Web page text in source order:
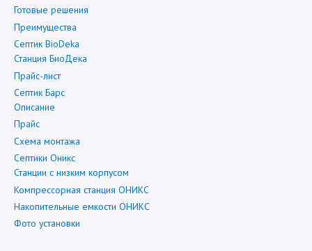
Готовые решения
Преимущества
Септик BioDeka
Станция БиоДека
Прайс-лист
Септик Барс
Описание
Прайс
Схема монтажа
Септики Оникс
Станции с низким корпусом
Компрессорная станция ОНИКС
Накопительные емкости ОНИКС
Фото установки